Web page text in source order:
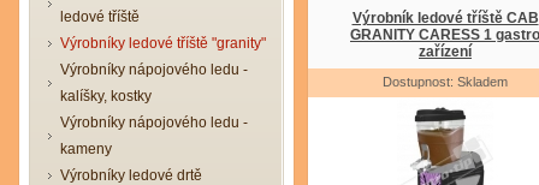
ledové tříště
Výrobníky ledové tříště "granity"
Výrobníky nápojového ledu -
kalíšky, kostky
Výrobníky nápojového ledu -
kameny
Výrobníky ledové drtě
Výrobník ledové tříště CAB
GRANITY CARESS 1 gastro
zařízení
Dostupnost: Skladem